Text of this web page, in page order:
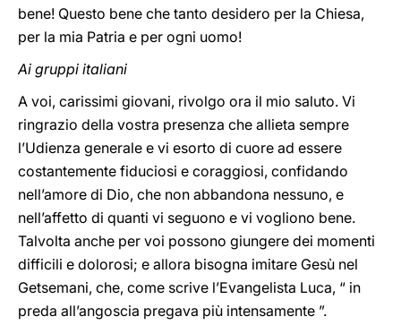
bene! Questo bene che tanto desidero per la Chiesa,
per la mia Patria e per ogni uomo!
Ai gruppi italiani
A voi, carissimi giovani, rivolgo ora il mio saluto. Vi
ringrazio della vostra presenza che allieta sempre
l’Udienza generale e vi esorto di cuore ad essere
costantemente fiduciosi e coraggiosi, confidando
nell’amore di Dio, che non abbandona nessuno, e
nell’affetto di quanti vi seguono e vi vogliono bene.
Talvolta anche per voi possono giungere dei momenti
difficili e dolorosi; e allora bisogna imitare Gesù nel
Getsemani, che, come scrive l’Evangelista Luca, “ in
preda all’angoscia pregava più intensamente ”.